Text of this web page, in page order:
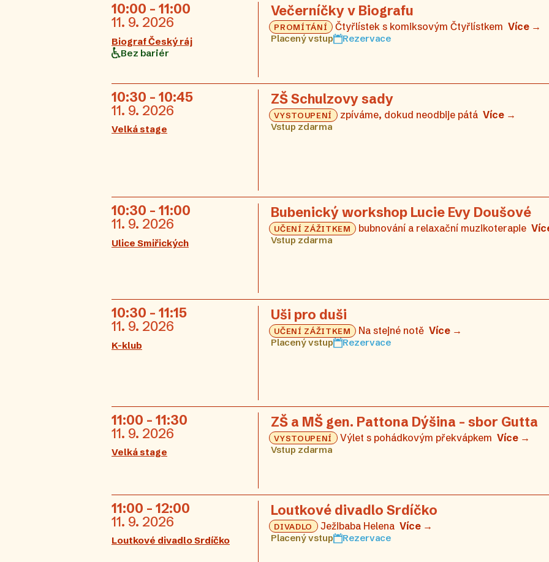
10:00 - 11:00
11. 9. 2026
Biograf Český ráj
Bez bariér
Večerníčky v Biografu
PROMÍTÁNÍ Čtyřlístek s komiksovým Čtyřlístkem Více →
Placený vstup Rezervace
10:30 - 10:45
11. 9. 2026
Velká stage
ZŠ Schulzovy sady
VYSTOUPENÍ zpíváme, dokud neodbije pátá Více →
Vstup zdarma
10:30 - 11:00
11. 9. 2026
Ulice Smiřických
Bubenický workshop Lucie Evy Doušové
UČENÍ ZÁŽITKEM bubnování a relaxační muzikoterapie
Vstup zdarma
10:30 - 11:15
11. 9. 2026
K-klub
Uši pro duši
UČENÍ ZÁŽITKEM Na stejné notě Více →
Placený vstup Rezervace
11:00 - 11:30
11. 9. 2026
Velká stage
ZŠ a MŠ gen. Pattona Dýšina – sbor Gutta
VYSTOUPENÍ Výlet s pohádkovým překvápkem Více →
Vstup zdarma
11:00 - 12:00
11. 9. 2026
Loutkové divadlo Srdíčko
Loutkové divadlo Srdíčko
DIVADLO Ježibaba Helena Více →
Placený vstup Rezervace